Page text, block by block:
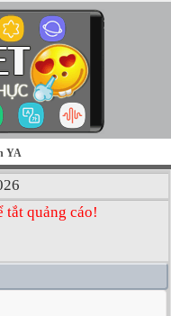
YA
tắt quảng cáo!